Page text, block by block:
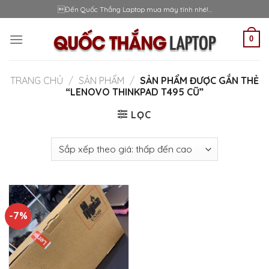
to
content
Đến Quốc Thắng Laptop mua máy tính nhé!...
0
TRANG CHỦ / SẢN PHẨM / SẢN PHẨM ĐƯỢC GẮN THẺ
“LENOVO THINKPAD T495 CŨ”
LỌC
-7%